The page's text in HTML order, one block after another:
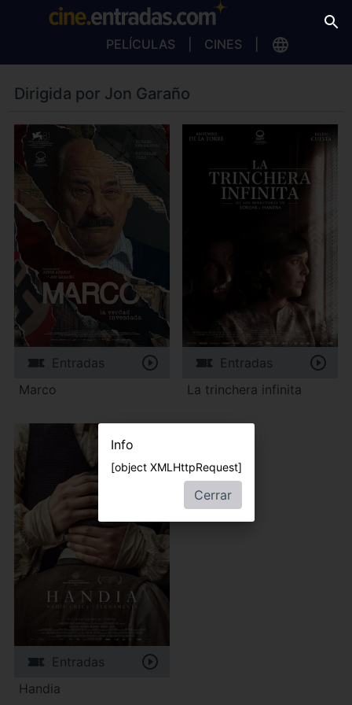
PELÍCULAS CINES
Dirigida por Jon Garaño
Entradas
Marco
Entradas
La trinchera infinita
Entradas
Handia
Info
[object XMLHttpRequest]
Cerrar